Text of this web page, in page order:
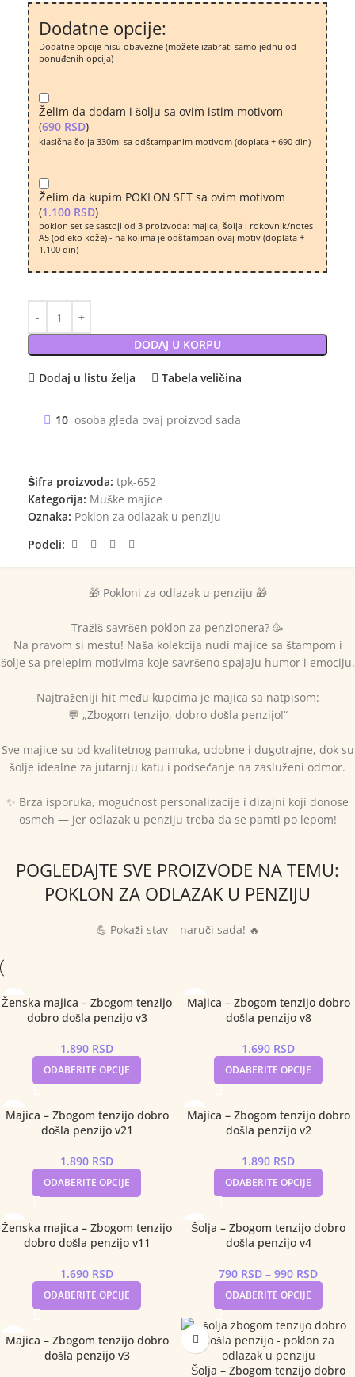
Dodatne opcije:
Dodatne opcije nisu obavezne (možete izabrati samo jednu od
ponuđenih opcija)
Želim da dodam i šolju sa ovim istim motivom
(690 RSD)
klasična šolja 330ml sa odštampanim motivom (doplata + 690 din)
Želim da kupim POKLON SET sa ovim motivom
(1.100 RSD)
poklon set se sastoji od 3 proizvoda: majica, šolja i rokovnik/notes
A5 (od eko kože) - na kojima je odštampan ovaj motiv (doplata +
1.100 din)
DODAJ U KORPU
Dodaj u listu želja Tabela veličina
10 osoba gleda ovaj proizvod sada
Šifra proizvoda: tpk-652
Kategorija: Muške majice
Oznaka: Poklon za odlazak u penziju
Podeli:
🎁 Pokloni za odlazak u penziju 🎁
Tražiš savršen poklon za penzionera? 🥳
Na pravom si mestu! Naša kolekcija nudi majice sa štampom i
šolje sa prelepim motivima koje savršeno spajaju humor i emociju.
Najtraženiji hit među kupcima je majica sa natpisom:
💬 „Zbogom tenzijo, dobro došla penzijo!“
Sve majice su od kvalitetnog pamuka, udobne i dugotrajne, dok su
šolje idealne za jutarnju kafu i podsećanje na zasluženi odmor.
✨ Brza isporuka, mogućnost personalizacije i dizajni koji donose
osmeh — jer odlazak u penziju treba da se pamti po lepom!
POGLEDAJTE SVE PROIZVODE NA TEMU:
POKLON ZA ODLAZAK U PENZIJU
💪 Pokaži stav – naruči sada! 🔥
Ženska majica – Zbogom tenzijo
dobro došla penzijo v3
1.890 RSD
ODABERITE OPCIJE
Majica – Zbogom tenzijo dobro
došla penzijo v8
1.690 RSD
ODABERITE OPCIJE
Majica – Zbogom tenzijo dobro
došla penzijo v21
1.890 RSD
ODABERITE OPCIJE
Majica – Zbogom tenzijo dobro
došla penzijo v2
1.890 RSD
ODABERITE OPCIJE
Ženska majica – Zbogom tenzijo
dobro došla penzijo v11
1.690 RSD
ODABERITE OPCIJE
Šolja – Zbogom tenzijo dobro
došla penzijo v4
790 RSD – 990 RSD
ODABERITE OPCIJE
Majica – Zbogom tenzijo dobro
došla penzijo v3
Šolja – Zbogom tenzijo dobro